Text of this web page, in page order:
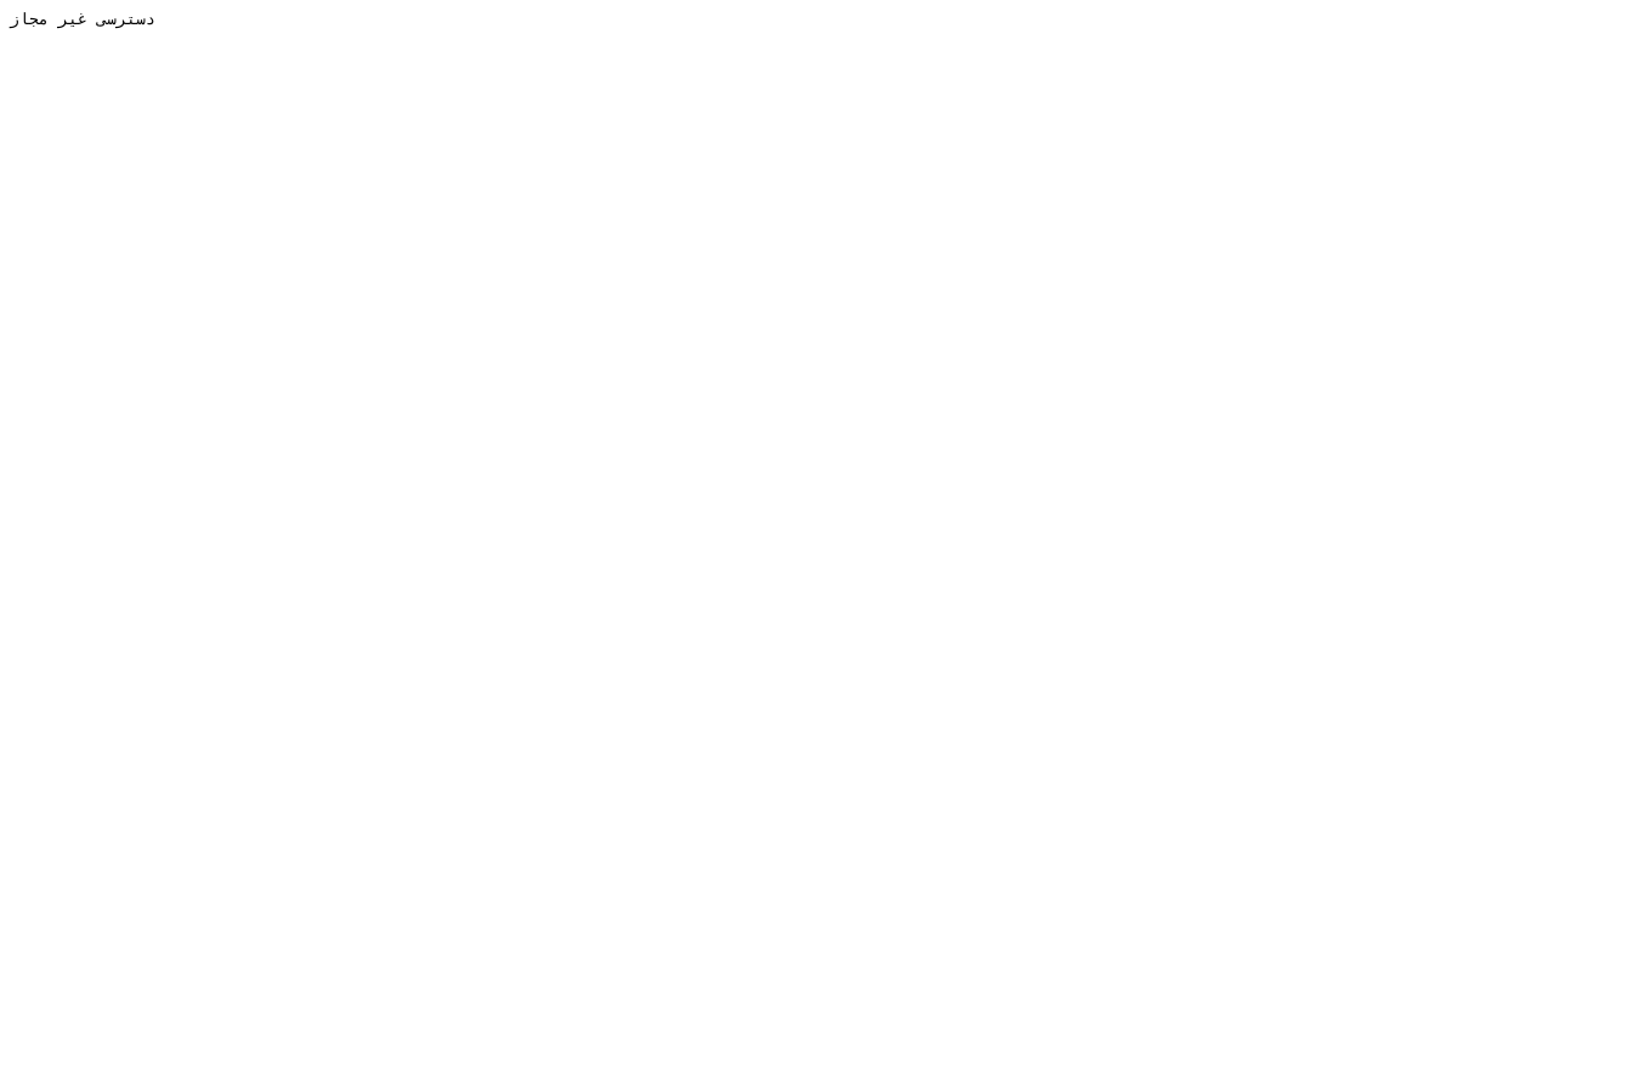
دسترسی غیر مجاز